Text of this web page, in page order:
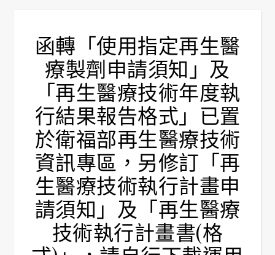
函轉「使用指定再生醫
療製劑申請須知」及
「再生醫療技術年度執
行結果報告格式」已置
於衛福部再生醫療技術
資訊專區，另修訂「再
生醫療技術執行計畫申
請須知」及「再生醫療
技術執行計畫書(格